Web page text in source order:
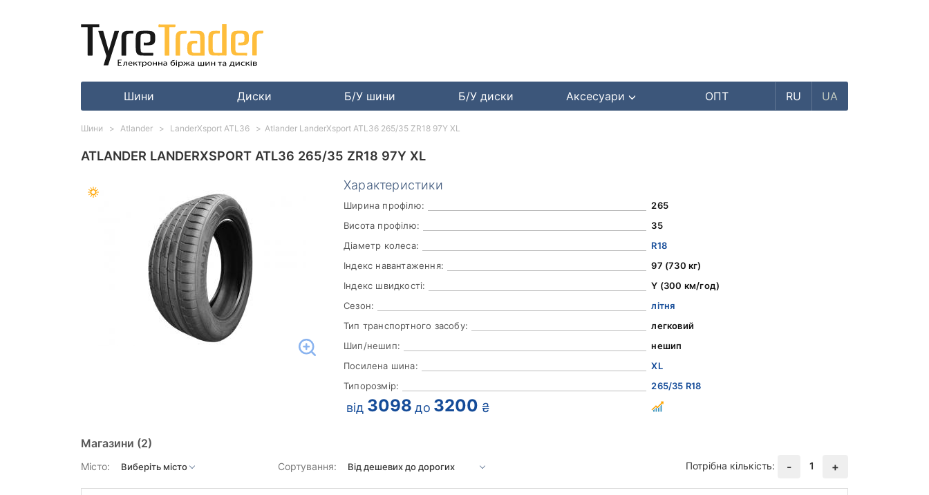
Шини Диски Б/У шини Б/У диски Аксесуари ОПТ RU UA
ATLANDER LANDERXSPORT ATL36 265/35 ZR18 97Y XL
Характеристики
Ширина профілю:
265
Висота профілю:
35
Діаметр колеса:
R18
Індекс навантаження:
97 (730 кг)
Індекс швидкості:
Y (300 км/год)
Сезон:
літня
Тип транспортного засобу:
легковий
Шип/нешип:
нешип
Посилена шина:
XL
Типорозмір:
265/35 R18
від 3098 до 3200 ₴
Магазини (2)
Місто: Сортування: Потрібна кількість: - 1 +
Шини Atlander LanderXsport ATL36 Atlander LanderXsport ATL36 265/35 ZR18 97Y XL